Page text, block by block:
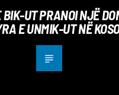
BIK-UT PRANOI NJË
E UNMIK-UT NË